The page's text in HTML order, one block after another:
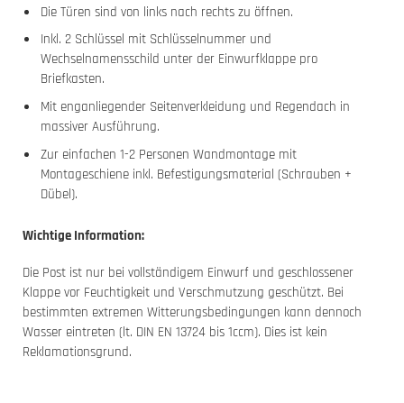
Die Türen sind von links nach rechts zu öffnen.
Inkl. 2 Schlüssel mit Schlüsselnummer und
Wechselnamensschild unter der Einwurfklappe pro
Briefkasten.
Mit enganliegender Seitenverkleidung und Regendach in
massiver Ausführung.
Zur einfachen 1-2 Personen Wandmontage mit
Montageschiene inkl. Befestigungsmaterial (Schrauben +
Dübel).
Wichtige Information:
Die Post ist nur bei vollständigem Einwurf und geschlossener
Klappe vor Feuchtigkeit und Verschmutzung geschützt. Bei
bestimmten extremen Witterungsbedingungen kann dennoch
Wasser eintreten (lt. DIN EN 13724 bis 1ccm). Dies ist kein
Reklamationsgrund.